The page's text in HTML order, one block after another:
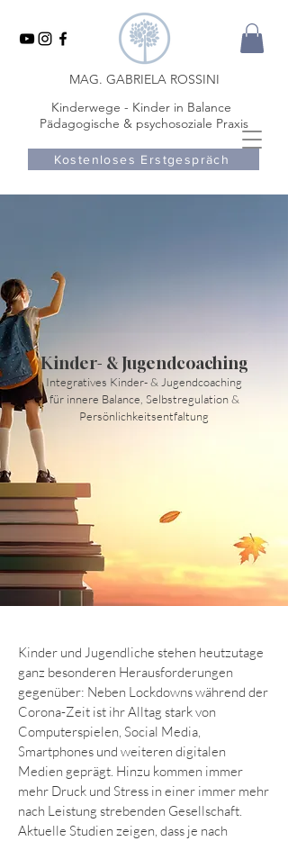
MAG. GABRIELA ROSSINI
Kinderwege - Kinder in Balance
Pädagogische & psychosoziale Praxis
Kostenloses Erstgespräch
Kinder- & Jugendcoaching
Integratives Kinder- & Jugendcoaching
für innere Balance, Selbstregulation &
Persönlichkeitsentfaltung
Kinder und Jugendliche stehen heutzutage
ganz besonderen Herausforderungen
gegenüber: Neben Lockdowns während der
Corona-Zeit ist ihr Alltag stark von
Computerspielen, Social Media,
Smartphones und weiteren digitalen
Medien geprägt. Hinzu kommen immer
mehr Druck und Stress in einer immer mehr
nach Leistung strebenden Gesellschaft.
Aktuelle Studien zeigen, dass je nach